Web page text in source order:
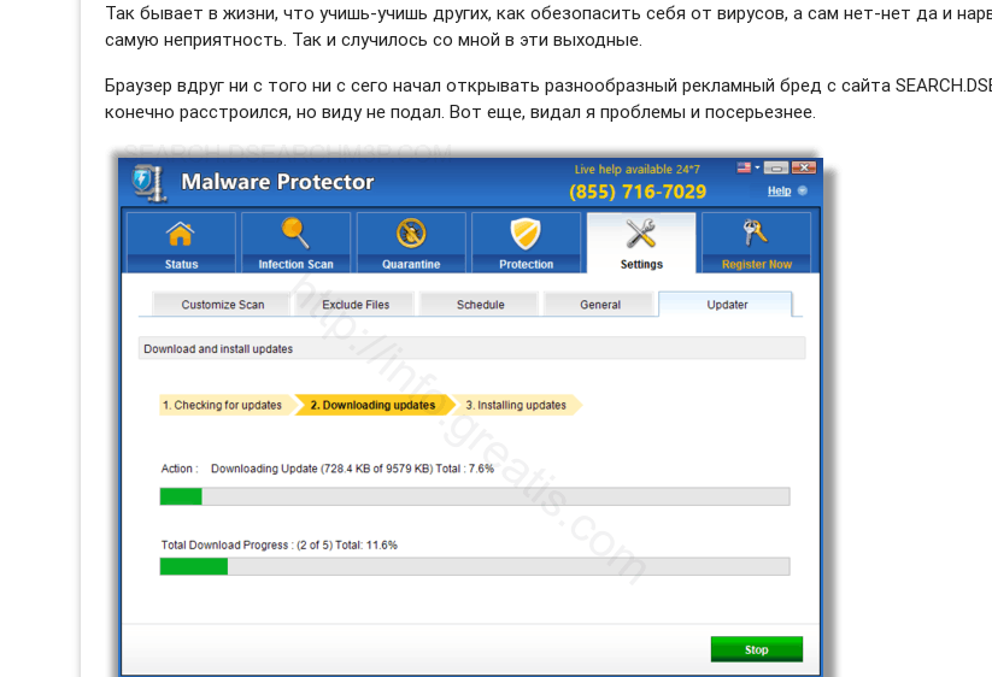
Так бывает в жизни, что учишь-учишь других, как обезопасить себя от вирусов, а сам нет-нет да и
самую неприятность. Так и случилось со мной в эти выходные.
Браузер вдруг ни с того ни с сего начал открывать разнообразный рекламный бред с сайта
конечно расстроился, но виду не подал. Вот еще, видал я проблемы и посерьезнее.